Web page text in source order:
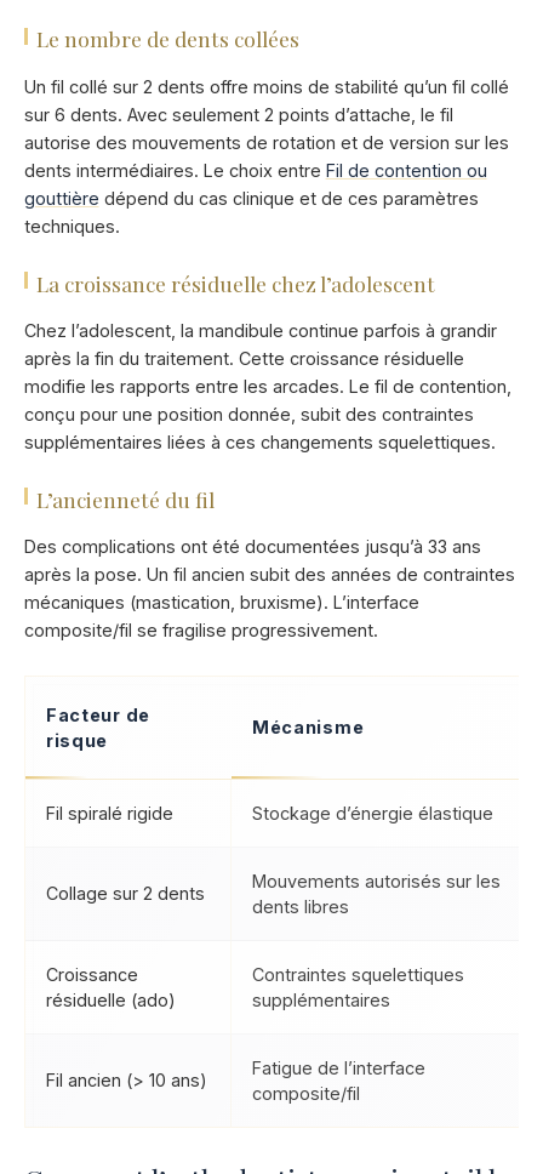
Le nombre de dents collées
Un fil collé sur 2 dents offre moins de stabilité qu’un fil collé
sur 6 dents. Avec seulement 2 points d’attache, le fil
autorise des mouvements de rotation et de version sur les
dents intermédiaires. Le choix entre Fil de contention ou
gouttière dépend du cas clinique et de ces paramètres
techniques.
La croissance résiduelle chez l’adolescent
Chez l’adolescent, la mandibule continue parfois à grandir
après la fin du traitement. Cette croissance résiduelle
modifie les rapports entre les arcades. Le fil de contention,
conçu pour une position donnée, subit des contraintes
supplémentaires liées à ces changements squelettiques.
L’ancienneté du fil
Des complications ont été documentées jusqu’à 33 ans
après la pose. Un fil ancien subit des années de contraintes
mécaniques (mastication, bruxisme). L’interface
composite/fil se fragilise progressivement.
Facteur de
risque
Mécanisme
Fil spiralé rigide Stockage d’énergie élastique
Collage sur 2 dents
Mouvements autorisés sur les
dents libres
Croissance
résiduelle (ado)
Contraintes squelettiques
supplémentaires
Fil ancien (> 10 ans)
Fatigue de l’interface
composite/fil